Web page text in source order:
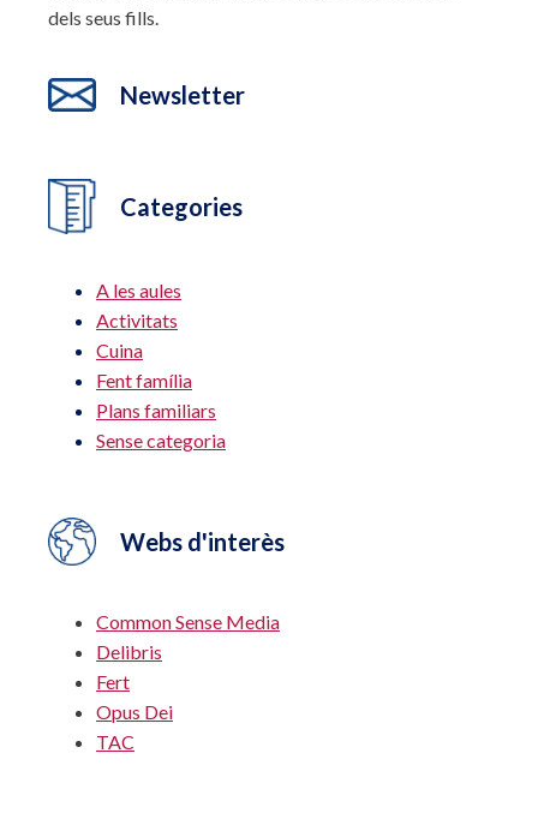
dels seus fills.
Newsletter
Categories
A les aules
Activitats
Cuina
Fent família
Plans familiars
Sense categoria
Webs d'interès
Common Sense Media
Delibris
Fert
Opus Dei
TAC